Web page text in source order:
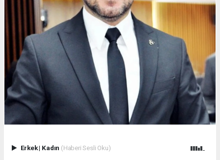
Erkek| Kadın (Haberi Sesli Oku)